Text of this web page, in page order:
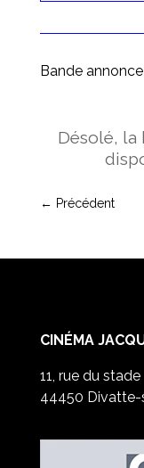
Bande annonce
Désolé, la
← Précédent
CINÉMA
11, rue du stade
44450 Divatte-